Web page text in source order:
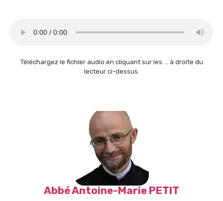
Téléchargez le fichier audio en cliquant sur les … à droite du
lecteur ci-dessus.
Abbé Antoine-Marie PETIT